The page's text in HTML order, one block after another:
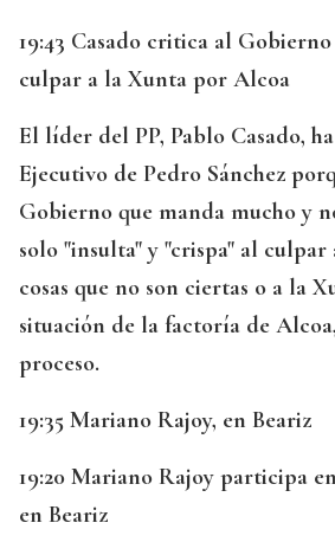
19:43 Casado critica al
culpar a la Xunta por Alcoa
El líder del PP, Pablo Casado,
Ejecutivo de Pedro Sánchez
Gobierno que manda mucho y
solo "insulta" y "crispa" al culpar
cosas que no son ciertas o a la
situación de la factoría de
proceso.
19:35 Mariano Rajoy, en Beariz
19:20 Mariano Rajoy participa
en Beariz